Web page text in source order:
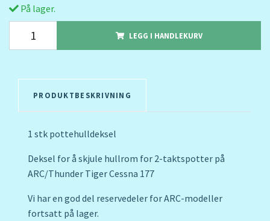
På lager.
LEGG I HANDLEKURV
PRODUKTBESKRIVNING
1 stk pottehulldeksel
Deksel for å skjule hullrom for 2-taktspotter på
ARC/Thunder Tiger Cessna 177
Vi har en god del reservedeler for ARC-modeller
fortsatt på lager.